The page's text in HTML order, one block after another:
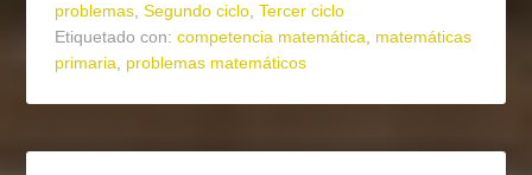
problemas,Segundo ciclo,Tercer ciclo
Etiquetado con:competencia matemática, matemáticas
primaria, problemas matemáticos